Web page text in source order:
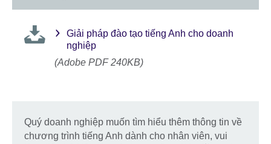
available.
Giải pháp đào tạo tiếng Anh cho doanh
nghiệp
(Adobe PDF 240KB)
Quý doanh nghiệp muốn tìm hiểu thêm thông tin về
chương trình tiếng Anh dành cho nhân viên, vui